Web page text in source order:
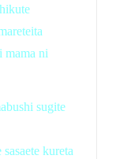
mama ni
sugite
kureta